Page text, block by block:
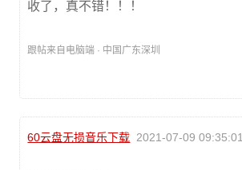
收了，真不错！！！
跟帖来自电脑端 · 中国广东深圳
60云盘无损音乐下载 2021-07-09 09:35:01